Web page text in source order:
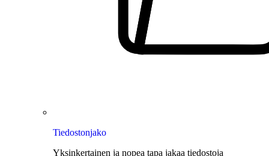
Tiedostonjako
Yksinkertainen ja nopea tapa jakaa tiedostoja